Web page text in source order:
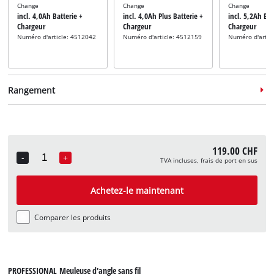
Change
incl. 4,0Ah Batterie +
Chargeur
Numéro d'article: 4512042
Change
incl. 4,0Ah Plus Batterie +
Chargeur
Numéro d'article: 4512159
Change
incl. 5,2Ah
Chargeur
Numéro
Rangement
Numéro d'article: 4540011 Numéro d'article: 4540021
-
Quantity
+ 119.00 CHF
TVA incluses, frais de port en sus
Achetez-le maintenant
Comparer les produits
PROFESSIONAL Meuleuse d'angle sans fil